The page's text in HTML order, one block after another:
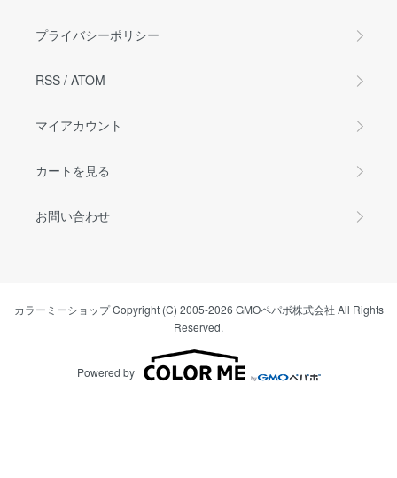
プライバシーポリシー
RSS / ATOM
マイアカウント
カートを見る
お問い合わせ
カラーミーショップCopyright (C) 2005-2026 GMOペパボ株式会社 All Rights
Reserved.
Powered by